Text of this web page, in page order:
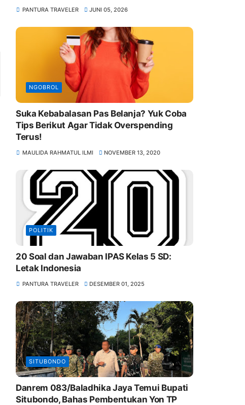
PANTURA TRAVELER JUNI 05, 2026
NGOBROL
Suka Kebabalasan Pas Belanja? Yuk Coba
Tips Berikut Agar Tidak Overspending
Terus!
MAULIDA RAHMATUL ILMI NOVEMBER 13, 2020
POLITIK
20 Soal dan Jawaban IPAS Kelas 5 SD:
Letak Indonesia
PANTURA TRAVELER DESEMBER 01, 2025
SITUBONDO
Danrem 083/Baladhika Jaya Temui Bupati
Situbondo, Bahas Pembentukan Yon TP